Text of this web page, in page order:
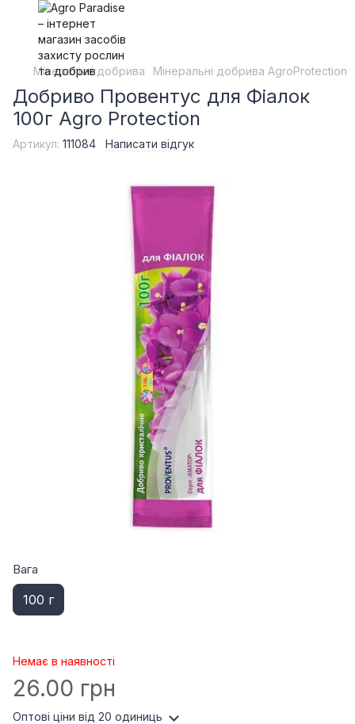
Мінеральні добрива Мінеральні добрива AgroProtection
Добриво Провентус для Фіалок
100г Agro Protection
Артикул: 111084 Написати відгук
Вага
100 г
Немає в наявності
26.00 грн
Оптові ціни від 20 одиниць